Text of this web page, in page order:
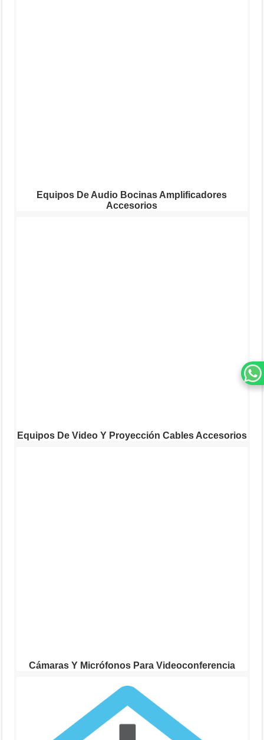
Equipos De Audio Bocinas Amplificadores
Accesorios
Equipos De Video Y Proyección Cables Accesorios
Cámaras Y Micrófonos Para Videoconferencia